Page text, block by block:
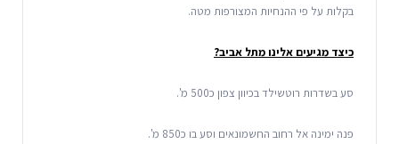
בקלות על פי ההנחיות המצורפות מטה.
כיצד מגיעים אלינו מתל אביב?
סע בשדרות רוטשילד בכיוון צפון כ500 מ'.
פנה ימינה אל רחוב החשמונאים וסע בו כ850 מ'.